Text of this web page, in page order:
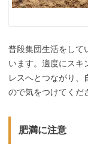
普段集団生活をして
います。適度にスキ
レスへとつながり、
ので気をつけてくだ
肥満に注意